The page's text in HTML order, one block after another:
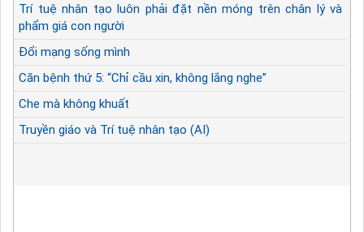
Trí tuệ nhân tạo luôn phải đặt nền móng trên chân lý và
phẩm giá con người
Đổi mạng sống mình
Căn bệnh thứ 5: “Chỉ cầu xin, không lắng nghe”
Che mà không khuất
Truyền giáo và Trí tuệ nhân tạo (AI)